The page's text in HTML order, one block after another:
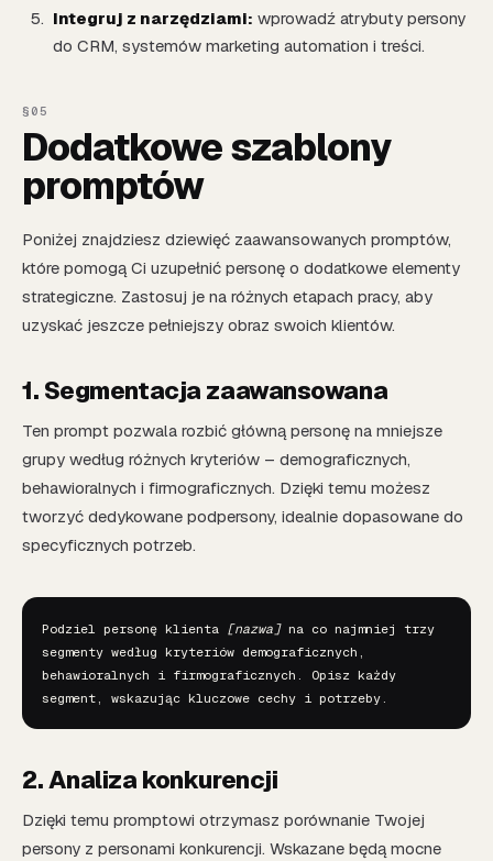
Integruj z narzędziami: wprowadź atrybuty persony
do CRM, systemów marketing automation i treści.
Dodatkowe szablony
promptów
Poniżej znajdziesz dziewięć zaawansowanych promptów,
które pomogą Ci uzupełnić personę o dodatkowe elementy
strategiczne. Zastosuj je na różnych etapach pracy, aby
uzyskać jeszcze pełniejszy obraz swoich klientów.
1. Segmentacja zaawansowana
Ten prompt pozwala rozbić główną personę na mniejsze
grupy według różnych kryteriów – demograficznych,
behawioralnych i firmograficznych. Dzięki temu możesz
tworzyć dedykowane podpersony, idealnie dopasowane do
specyficznych potrzeb.
Podziel personę klienta [nazwa] na co najmniej trzy
segmenty według kryteriów demograficznych,
behawioralnych i firmograficznych. Opisz każdy
segment, wskazując kluczowe cechy i potrzeby.
2. Analiza konkurencji
Dzięki temu promptowi otrzymasz porównanie Twojej
persony z personami konkurencji. Wskazane będą mocne